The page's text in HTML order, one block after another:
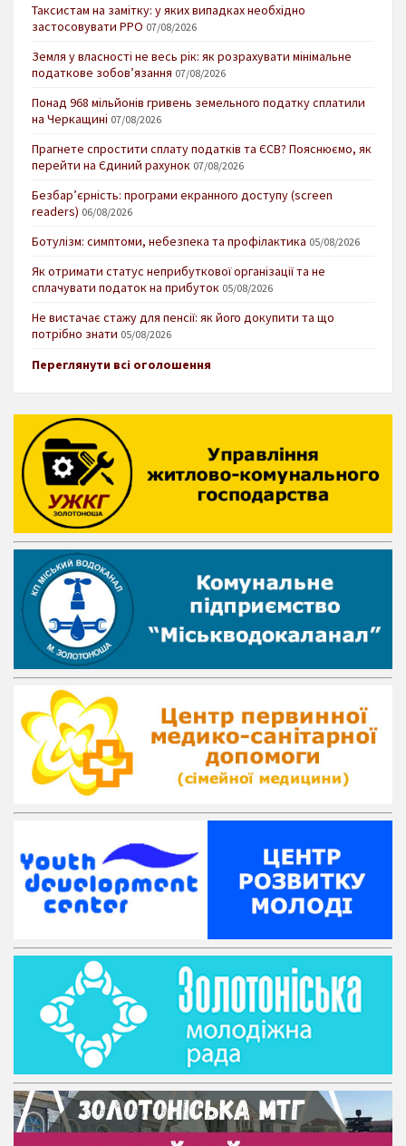
Таксистам на замітку: у яких випадках необхідно
застосовувати РРО 07/08/2026
Земля у власності не весь рік: як розрахувати мінімальне
податкове зобов’язання 07/08/2026
Понад 968 мільйонів гривень земельного податку сплатили
на Черкащині 07/08/2026
Прагнете спростити сплату податків та ЄСВ? Пояснюємо, як
перейти на Єдиний рахунок 07/08/2026
Безбар’єрність: програми екранного доступу (screen
readers) 06/08/2026
Ботулізм: симптоми, небезпека та профілактика 05/08/2026
Як отримати статус неприбуткової організації та не
сплачувати податок на прибуток 05/08/2026
Не вистачає стажу для пенсії: як його докупити та що
потрібно знати 05/08/2026
Переглянути всі оголошення